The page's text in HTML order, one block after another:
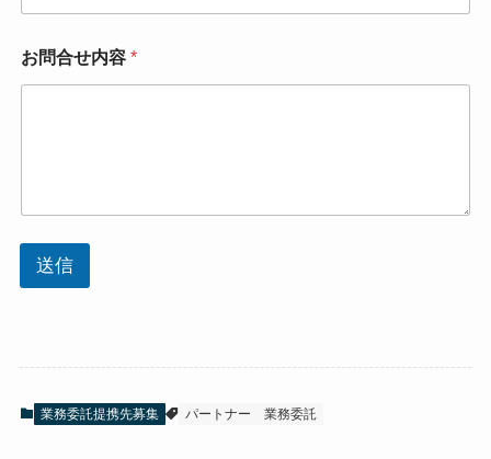
お問合せ内容 *
送信
業務委託提携先募集 パートナー 業務委託